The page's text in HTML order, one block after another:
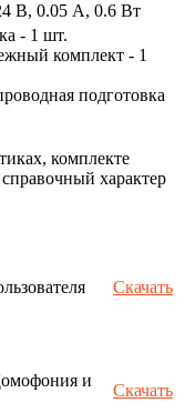
В, 0.05 А, 0.6 Вт
- 1 шт.
комплект - 1
подготовка
комплекте
характер
Скачать
и
Скачать